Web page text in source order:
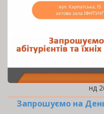
нд
Запрошуємо на